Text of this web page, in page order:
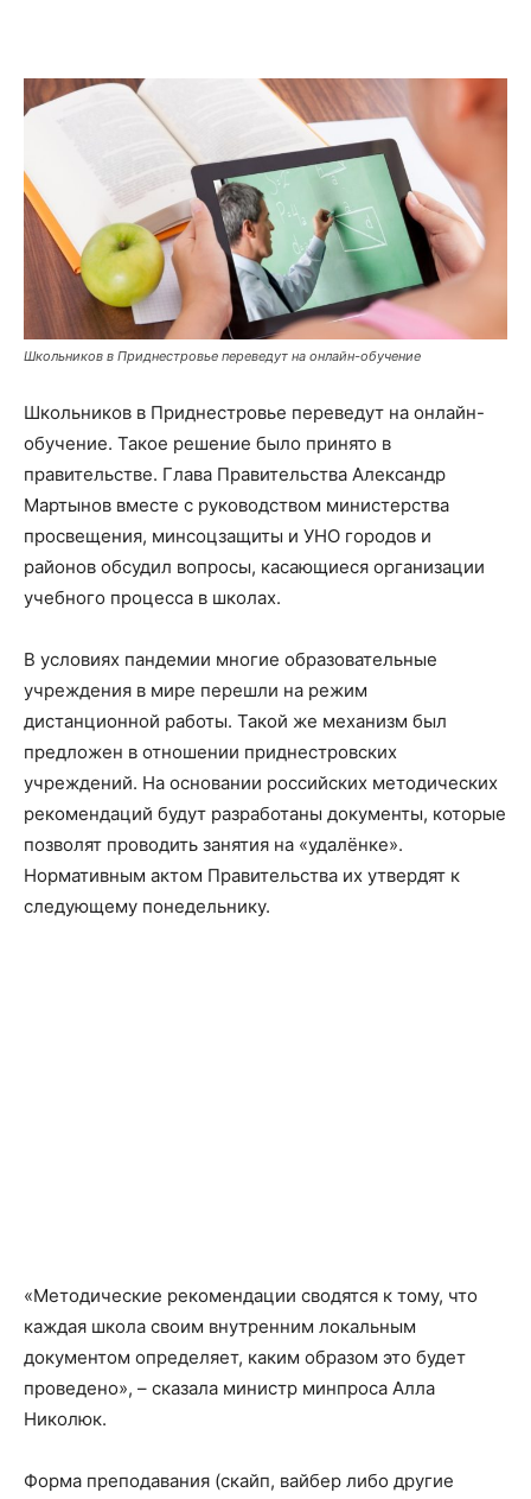
Школьников в Приднестровье переведут на онлайн-обучение
Школьников в Приднестровье переведут на онлайн-
обучение. Такое решение было принято в
правительстве. Глава Правительства Александр
Мартынов вместе с руководством министерства
просвещения, минсоцзащиты и УНО городов и
районов обсудил вопросы, касающиеся организации
учебного процесса в школах.
В условиях пандемии многие образовательные
учреждения в мире перешли на режим
дистанционной работы. Такой же механизм был
предложен в отношении приднестровских
учреждений. На основании российских методических
рекомендаций будут разработаны документы, которые
позволят проводить занятия на «удалёнке».
Нормативным актом Правительства их утвердят к
следующему понедельнику.
«Методические рекомендации сводятся к тому, что
каждая школа своим внутренним локальным
документом определяет, каким образом это будет
проведено», – сказала министр минпроса Алла
Николюк.
Форма преподавания (скайп, вайбер либо другие